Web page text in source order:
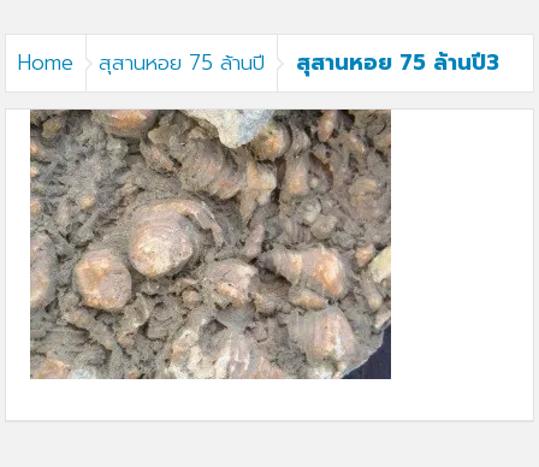
Home สุสานหอย 75 ล้านปี สุสานหอย 75 ล้านปี3